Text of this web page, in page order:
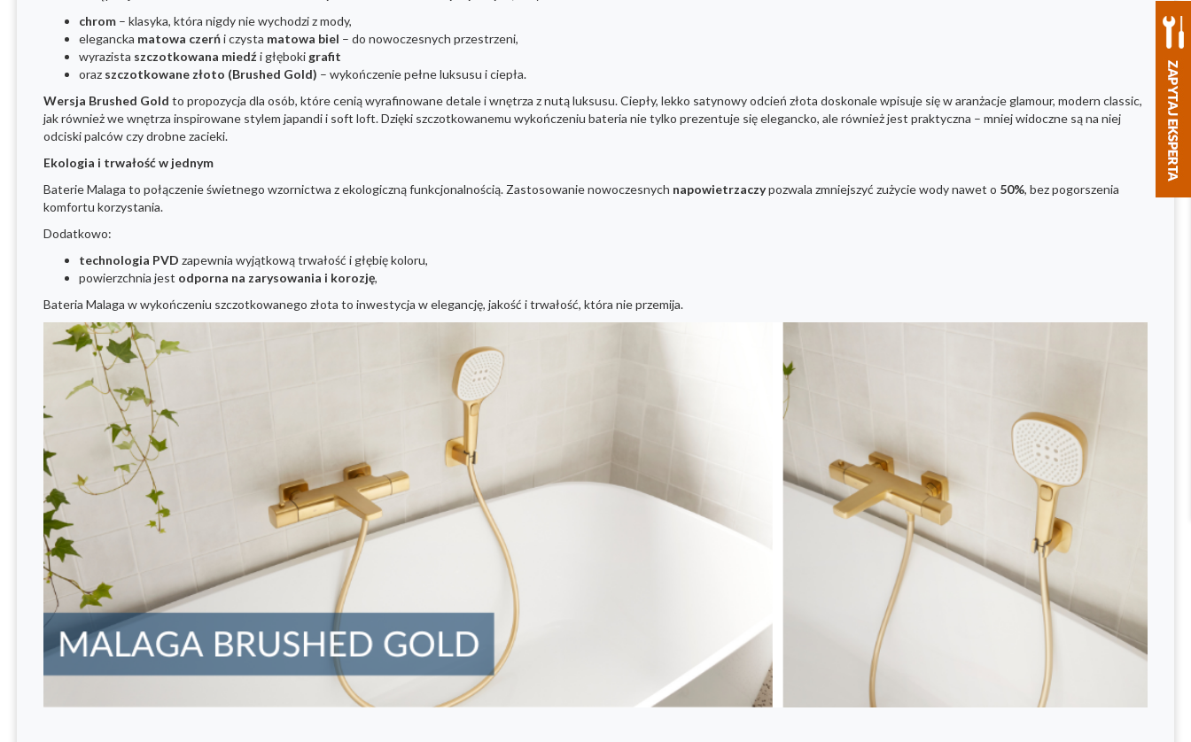
chrom – klasyka, która nigdy nie wychodzi z mody,
elegancka matowa czerńi czysta matowa biel – do nowoczesnych przestrzeni,
wyrazista szczotkowana miedź i głęboki grafit
oraz szczotkowane złoto (Brushed Gold) – wykończenie pełne luksusu i ciepła.
Wersja Brushed Gold to propozycja dla osób, które cenią wyrafinowane detale i wnętrza z nutą luksusu. Ciepły, lekko satynowy odcień złota doskonale wpisuje się w aranżacje glamour, modern classic,
jak również we wnętrza inspirowane stylem japandi i soft loft. Dzięki szczotkowanemu wykończeniu bateria nie tylko prezentuje się elegancko, ale również jest praktyczna – mniej widoczne są na niej
odciski palców czy drobne zacieki.
Ekologia i trwałość w jednym
Baterie Malaga to połączenie świetnego wzornictwa z ekologiczną funkcjonalnością. Zastosowanie nowoczesnych napowietrzaczypozwala zmniejszyć zużycie wody nawet o 50%, bez pogorszenia
komfortu korzystania.
Dodatkowo:
technologia PVD zapewnia wyjątkową trwałość i głębię koloru,
powierzchnia jest odporna na zarysowania i korozję,
Bateria Malaga w wykończeniu szczotkowanego złota to inwestycja w elegancję, jakość i trwałość, która nie przemija.